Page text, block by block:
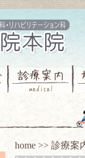
home >> 診療案